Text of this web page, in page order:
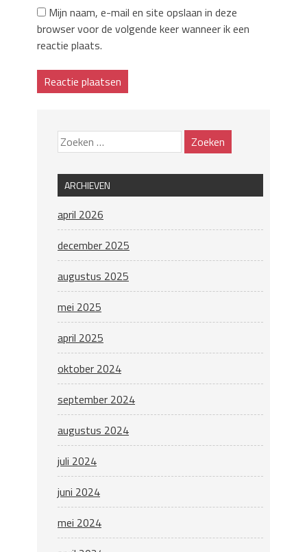
Mijn naam, e-mail en site opslaan in deze
browser voor de volgende keer wanneer ik een
reactie plaats.
ARCHIEVEN
april 2026
december 2025
augustus 2025
mei 2025
april 2025
oktober 2024
september 2024
augustus 2024
juli 2024
juni 2024
mei 2024